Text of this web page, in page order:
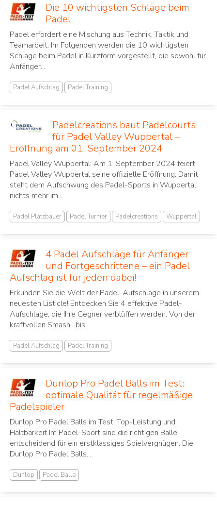
Die 10 wichtigsten Schläge beim
Padel
Padel erfordert eine Mischung aus Technik, Taktik und
Teamarbeit. Im Folgenden werden die 10 wichtigsten
Schläge beim Padel in Kurzform vorgestellt, die sowohl für
Anfänger...
Padel Aufschlag Padel Training
Padelcreations baut Padelcourts
für Padel Valley Wuppertal –
Eröffnung am 01. September 2024
Padel Valley Wuppertal: Am 1. September 2024 feiert
Padel Valley Wuppertal seine offizielle Eröffnung. Damit
steht dem Aufschwung des Padel-Sports in Wuppertal
nichts mehr im...
Padel Platzbauer Padel Turnier Padelcreations Wuppertal
4 Padel Aufschläge für Anfänger
und Fortgeschrittene – ein Padel
Aufschlag ist für jeden dabei!
Erkunden Sie die Welt der Padel-Aufschläge in unserem
neuesten Listicle! Entdecken Sie 4 effektive Padel-
Aufschläge, die Ihre Gegner verblüffen werden. Von der
kraftvollen Smash- bis...
Padel Aufschlag Padel Training
Dunlop Pro Padel Balls im Test:
optimale Qualität für regelmäßige
Padelspieler
Dunlop Pro Padel Balls im Test: Top-Leistung und
Haltbarkeit Im Padel-Sport sind die richtigen Bälle
entscheidend für ein erstklassiges Spielvergnügen. Die
Dunlop Pro Padel Balls...
Dunlop Padel Bälle